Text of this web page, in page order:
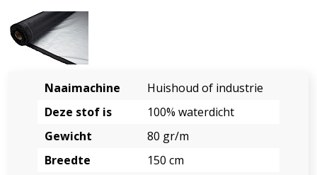
Naaimachine
Huishoud of industrie
Deze stof is
100% waterdicht
Gewicht
80 gr/m
Breedte
150 cm